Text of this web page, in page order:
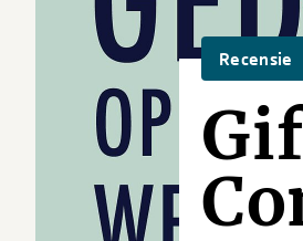
Recensie